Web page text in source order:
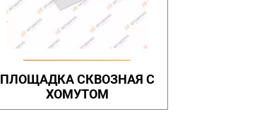
ПЛОЩАДКА СКВОЗНАЯ С
ХОМУТОМ